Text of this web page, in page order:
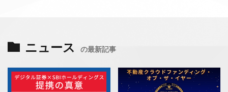
ニュース の最新記事